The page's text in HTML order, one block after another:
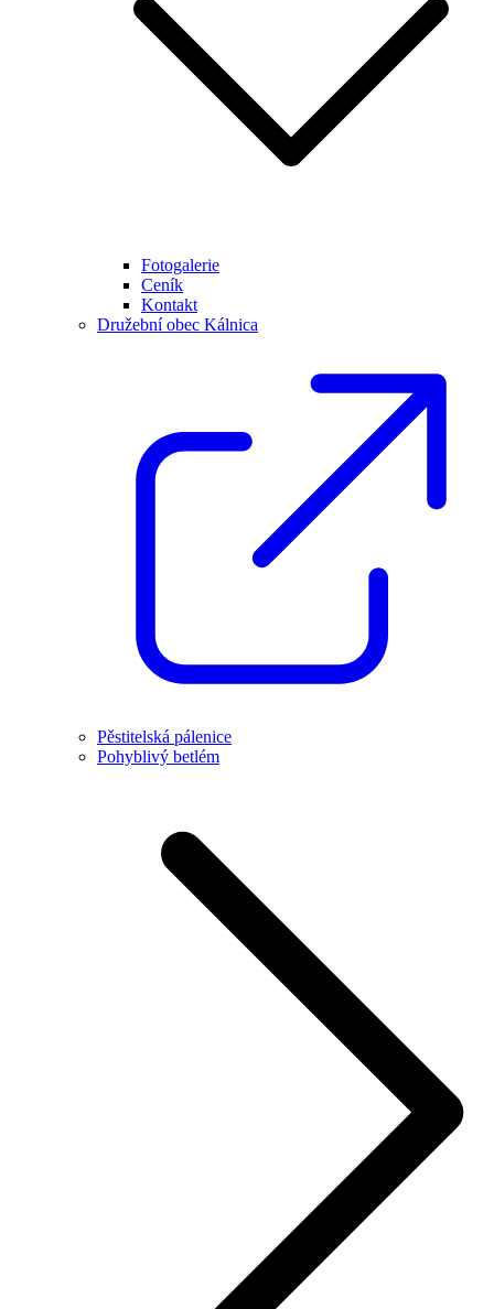
Fotogalerie
Ceník
Kontakt
Družební obec Kálnica
Pěstitelská pálenice
Pohyblivý betlém